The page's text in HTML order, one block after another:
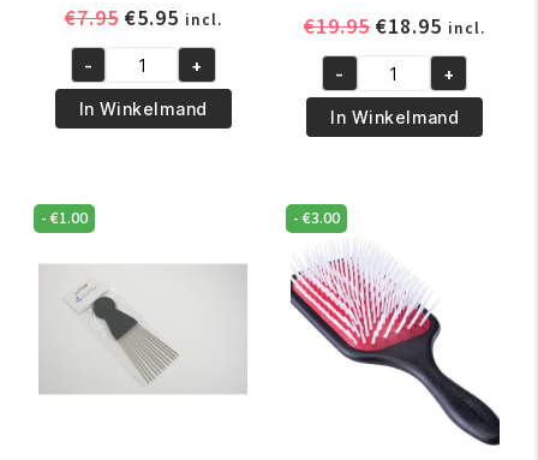
€7.95 Oorspronkelijke
was:
€7.95.
€5.95Huidige
prijs
is:
€5.95.
incl.
Denman
Be-
Bop
-
aantal
- +
In Winkelmand
€19.95
was:
€19.95.
€18.95 Huidige
prijs
is:
€18.95.
incl.
Denman
Borstel
D41
Rijen
aantal
- +
In Winkelmand
-€1.00 -€3.00